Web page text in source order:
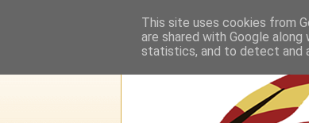
This site uses cookies from
are shared with Google
statistics, and to detect and